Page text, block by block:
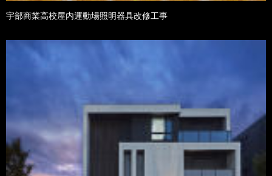
宇部商業高校屋内運動場照明器具改修工事